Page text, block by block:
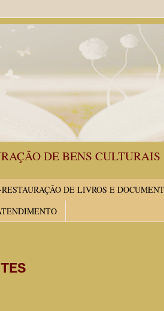
DE BENS CULTURAIS
DE LIVROS E